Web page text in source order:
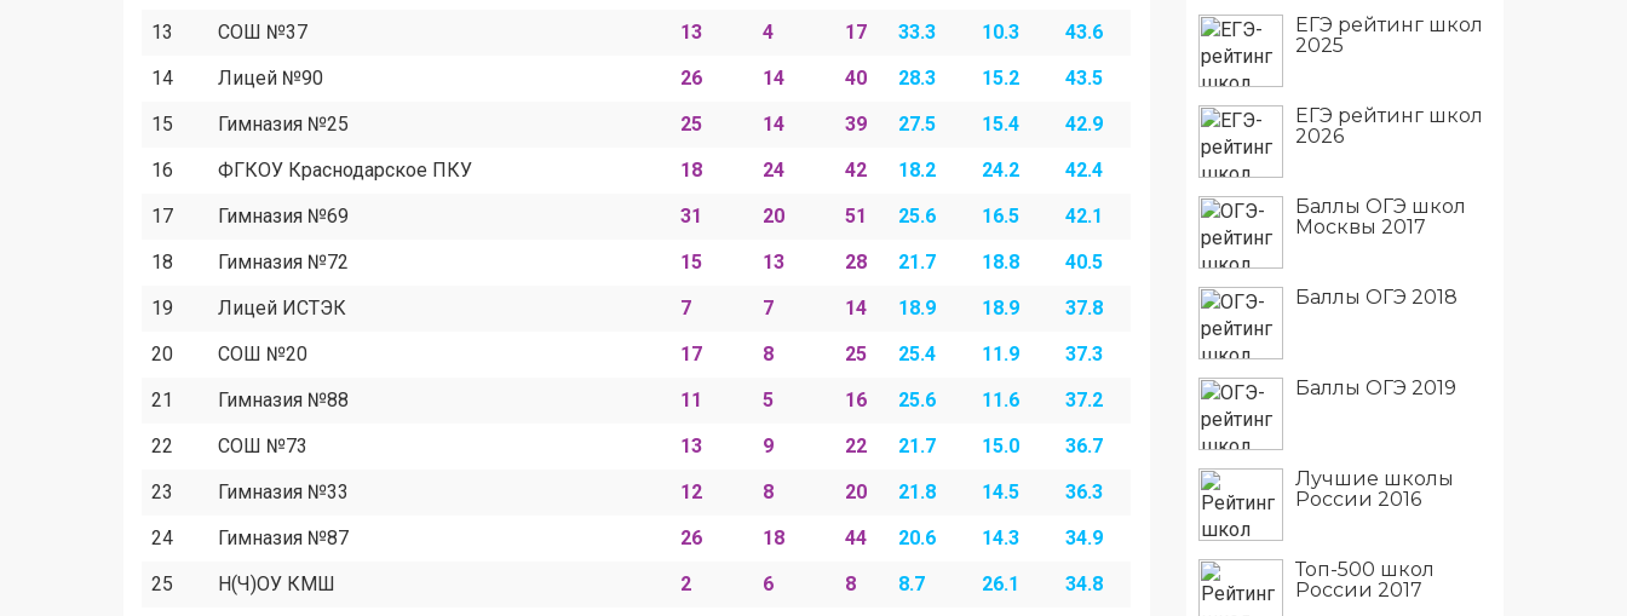
13
СОШ №37 13 4 17 33.3 10.3
43.6
14
Лицей №90 26 14 40 28.3 15.2
43.5
15
Гимназия №25 25 14 39 27.5 15.4
42.9
16
ФГКОУ Краснодарское ПКУ 18 24 42 18.2 24.2
42.4
17
Гимназия №69 31 20 51 25.6 16.5
42.1
18
Гимназия №72 15 13 28 21.7 18.8
40.5
19
Лицей ИСТЭК 7 7 14 18.9 18.9
37.8
20
СОШ №20 17 8 25 25.4 11.9
37.3
21
Гимназия №88 11 5 16 25.6 11.6
37.2
22
СОШ №73 13 9 22 21.7 15.0
36.7
23
Гимназия №33 12 8 20 21.8 14.5
36.3
24
Гимназия №87 26 18 44 20.6 14.3
34.9
25
Н(Ч)ОУ КМШ 2 6 8 8.7 26.1
34.8
ЕГЭ рейтинг школ
2025
ЕГЭ рейтинг школ
2026
Баллы ОГЭ школ
Москвы 2017
Баллы ОГЭ 2018
Баллы ОГЭ 2019
Лучшие школы
России 2016
Топ-500 школ
России 2017